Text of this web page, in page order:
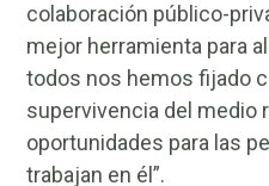
colaboración público-
mejor herramienta para
todos nos hemos fijado
supervivencia del medio
oportunidades para las
trabajan en él”.